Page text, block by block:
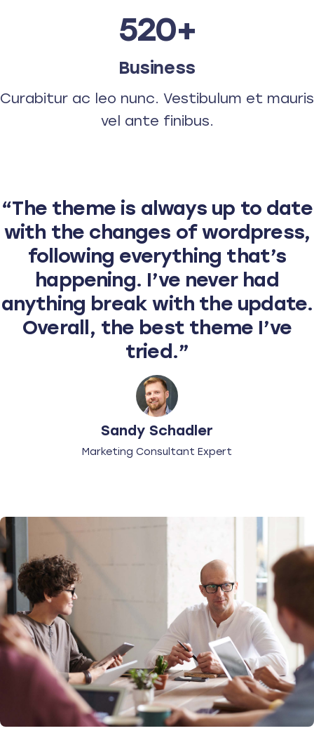
520+
Business
Curabitur ac leo nunc. Vestibulum et mauris
vel ante finibus.
“The theme is always up to date
with the changes of wordpress,
following everything that’s
happening. I’ve never had
anything break with the update.
Overall, the best theme I’ve
tried.”
Sandy Schadler
Marketing Consultant Expert